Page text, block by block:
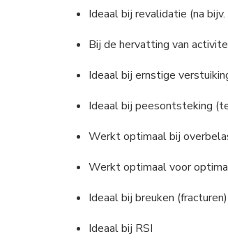
Ideaal bij revalidatie (na
Bij de hervatting van
Ideaal bij ernstige
Ideaal bij peesontsteking
Werkt optimaal bij
Werkt optimaal voor
Ideaal bij breuken
Ideaal bij RSI